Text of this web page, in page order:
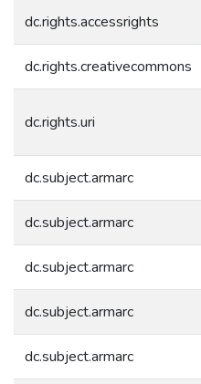
dc.rights.accessrights
dc.rights.creativecommons
dc.rights.uri
dc.subject.armarc
dc.subject.armarc
dc.subject.armarc
dc.subject.armarc
dc.subject.armarc